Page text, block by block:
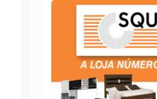
Bom Jesus da
Boquira
Botuporã